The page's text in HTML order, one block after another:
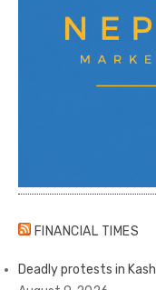
FINANCIAL TIMES
Deadly protests in